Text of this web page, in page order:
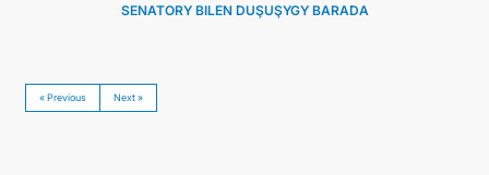
SENATORY BILEN DUŞUŞYGY BARADA
« Previous Next »